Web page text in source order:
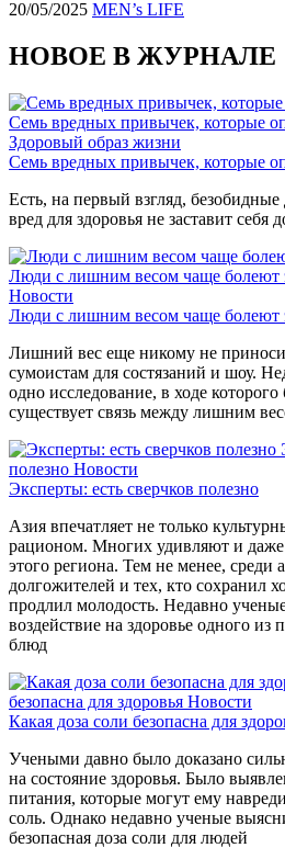
20/05/2025 MEN’s LIFE
НОВОЕ В ЖУРНАЛЕ
Семь вредных привычек, которые
Здоровый образ жизни
Семь вредных привычек, которые
Есть, на первый взгляд,
вред для здоровья не заставит себя
Люди с лишним весом чаще болеют
Новости
Люди с лишним весом чаще болеют
Лишний вес еще никому не
сумоистам для состязаний и шоу.
одно исследование, в ходе
существует связь между лишним
полезно Новости
Эксперты: есть сверчков полезно
Азия впечатляет не только
рационом. Многих удивляют и
этого региона. Тем не менее, среди
долгожителей и тех, кто сохранил
продлил молодость. Недавно
воздействие на здоровье одного из
блюд
безопасна для здоровья Новости
Какая доза соли безопасна для
Учеными давно было доказано
на состояние здоровья. Было
питания, которые могут ему
соль. Однако недавно ученые
безопасная доза соли для людей